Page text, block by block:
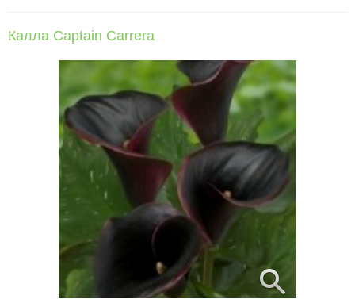
Калла Captain Carrera